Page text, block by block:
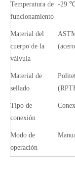
Temperatura de
funcionamiento
-29
Material del
cuerpo de la
válvula
Material de
sellado
Tipo de
conexión
Modo de
operación